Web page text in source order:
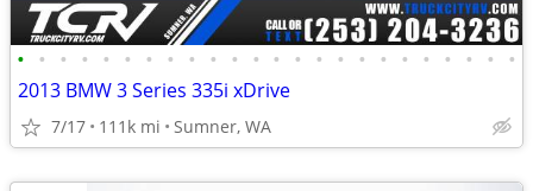
• • • • • • • • • • • • • • • • • • • • • • • •
2013 BMW 3 Series 335i xDrive
7/17 111k mi Sumner, WA